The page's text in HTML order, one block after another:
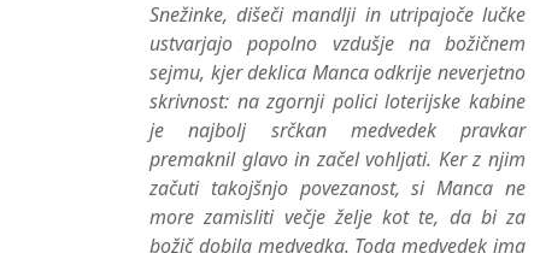
Snežinke, dišeči mandlji in utripajoče lučke
ustvarjajo popolno vzdušje na božičnem
sejmu, kjer deklica Manca odkrije neverjetno
skrivnost: na zgornji polici loterijske kabine
je najbolj srčkan medvedek pravkar
premaknil glavo in začel vohljati. Ker z njim
začuti takojšnjo povezanost, si Manca ne
more zamisliti večje želje kot te, da bi za
božič dobila medvedka. Toda medvedek ima